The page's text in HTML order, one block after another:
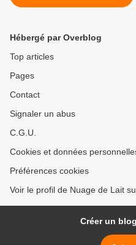
Hébergé par Overblog
Top articles
Pages
Contact
Signaler un abus
C.G.U.
Cookies et données
Préférences cookies
Voir le profil de Nuage de Lait
Créer un